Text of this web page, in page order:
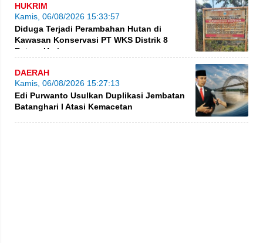
HUKRIM
Kamis, 06/08/2026 15:33:57
Diduga Terjadi Perambahan Hutan di
Kawasan Konservasi PT WKS Distrik 8
BatangHari
DAERAH
Kamis, 06/08/2026 15:27:13
Edi Purwanto Usulkan Duplikasi Jembatan
Batanghari I Atasi Kemacetan